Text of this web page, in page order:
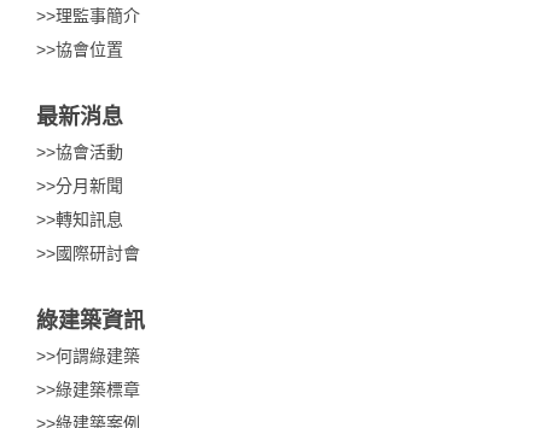
>>理監事簡介
>>協會位置
最新消息
>>協會活動
>>分月新聞
>>轉知訊息
>>國際研討會
綠建築資訊
>>何謂綠建築
>>綠建築標章
>>綠建築案例